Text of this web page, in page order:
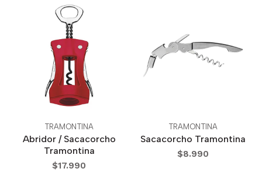
TRAMONTINA
Abridor / Sacacorcho
Tramontina
$17.990
TRAMONTINA
Sacacorcho Tramontina
$8.990